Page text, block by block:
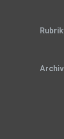
Archiv